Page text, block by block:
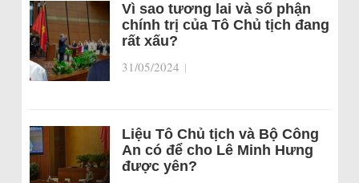
Vì sao tương lai và số phận
chính trị của Tô Chủ tịch đang
rất xấu?
31/05/2024 |
Liệu Tô Chủ tịch và Bộ Công
An có để cho Lê Minh Hưng
được yên?